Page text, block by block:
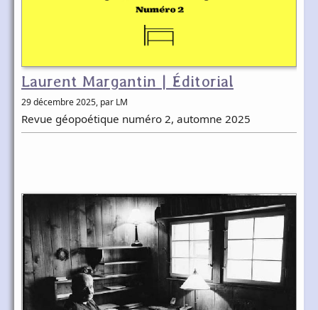
Laurent Margantin | Éditorial
29 décembre 2025, par LM
Revue géopoétique numéro 2, automne 2025